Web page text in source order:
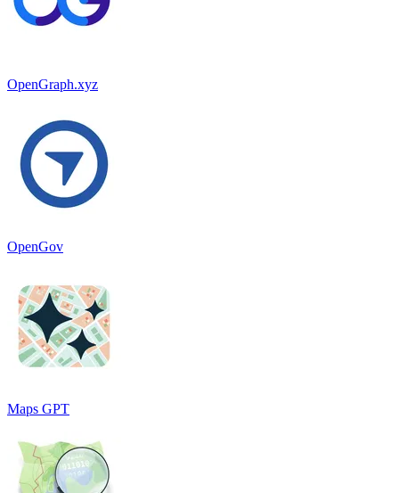
OpenGraph.xyz
OpenGov
Maps GPT